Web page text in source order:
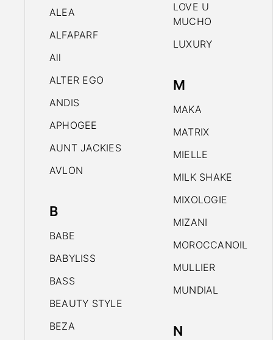
ALEA
ALFAPARF
All
ALTER EGO
ANDIS
APHOGEE
AUNT JACKIES
AVLON
B
BABE
BABYLISS
BASS
BEAUTY STYLE
BEZA
LOVE U
MUCHO
LUXURY
M
MAKA
MATRIX
MIELLE
MILK SHAKE
MIXOLOGIE
MIZANI
MOROCCANOIL
MULLIER
MUNDIAL
N